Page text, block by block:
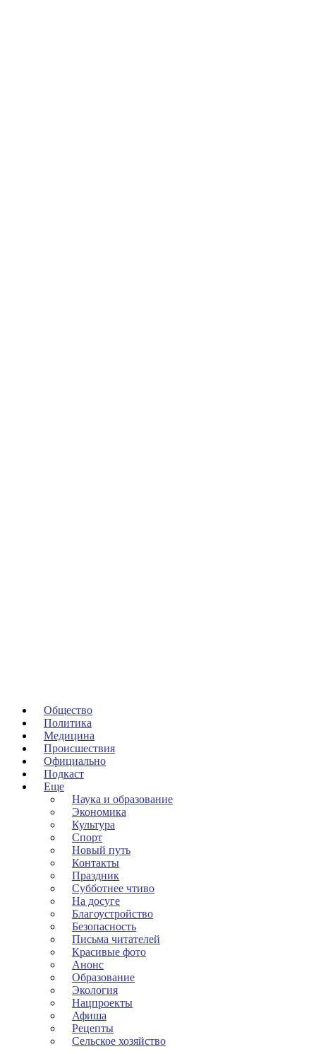
Общество
Политика
Медицина
Происшествия
Официально
Подкаст
Еще
Наука и образование
Экономика
Культура
Спорт
Новый путь
Контакты
Праздник
Субботнее чтиво
На досуге
Благоустройство
Безопасность
Письма читателей
Красивые фото
Анонс
Образование
Экология
Нацпроекты
Афиша
Рецепты
Сельское хозяйство